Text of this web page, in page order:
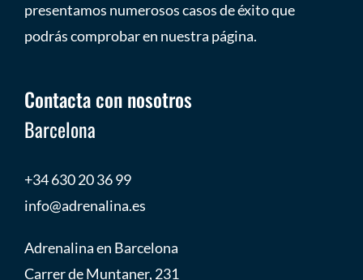
presentamos numerosos casos de éxito que
podrás comprobar en nuestra página.
Contacta con nosotros
Barcelona
+34 630 20 36 99
info@adrenalina.es
Adrenalina en Barcelona
Carrer de Muntaner, 231